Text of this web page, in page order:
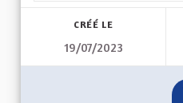
CRÉÉ LE
19/07/2023